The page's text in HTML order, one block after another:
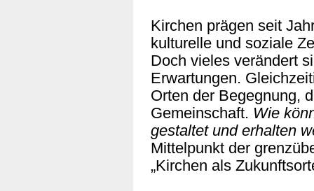
Kirchen prägen seit
kulturelle und soziale
Doch vieles verändert
Erwartungen.
Orten der Begegnung,
Gemeinschaft. Wie
gestaltet und erhalten
Mittelpunkt der
„Kirchen als